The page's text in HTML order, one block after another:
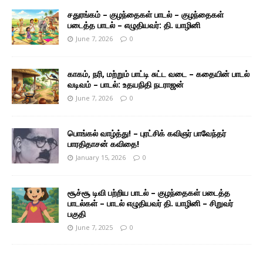
சதுரங்கம் – குழந்தைகள் பாடல் – குழந்தைகள்
படைத்த பாடல் – எழுதியவர்: தி. யாழினி
June 7, 2026 0
காகம், நரி, மற்றும் பாட்டி சுட்ட வடை – கதையின் பாடல்
வடிவம் – பாடல்: உதயநிதி நடராஜன்
June 7, 2026 0
பொங்கல் வாழ்த்து! – புரட்சிக் கவிஞர் பாவேந்தர்
பாரதிதாசன் கவிதை!
January 15, 2026 0
சூச்சூ டிவி பற்றிய பாடல் – குழந்தைகள் படைத்த
பாடல்கள் – பாடல் எழுதியவர் தி. யாழினி – சிறுவர்
பகுதி
June 7, 2025 0